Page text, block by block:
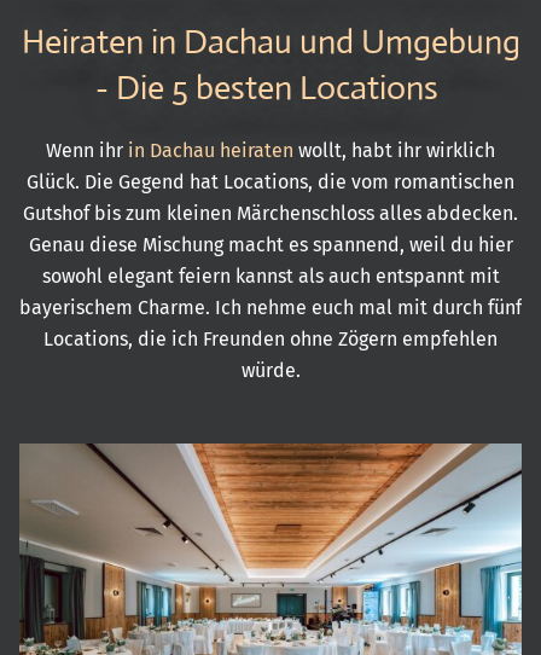
Heiraten in Dachau und Umgebung
- Die 5 besten Locations
Wenn ihr in Dachau heiraten wollt, habt ihr wirklich
Glück. Die Gegend hat Locations, die vom romantischen
Gutshof bis zum kleinen Märchenschloss alles abdecken.
Genau diese Mischung macht es spannend, weil du hier
sowohl elegant feiern kannst als auch entspannt mit
bayerischem Charme. Ich nehme euch mal mit durch fünf
Locations, die ich Freunden ohne Zögern empfehlen
würde.